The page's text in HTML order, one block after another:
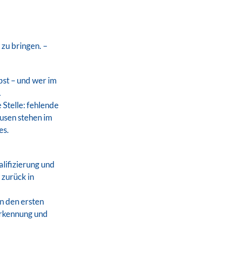
bringen. –
– und wer im
Stelle: fehlende
stehen im
und
in
den ersten
und